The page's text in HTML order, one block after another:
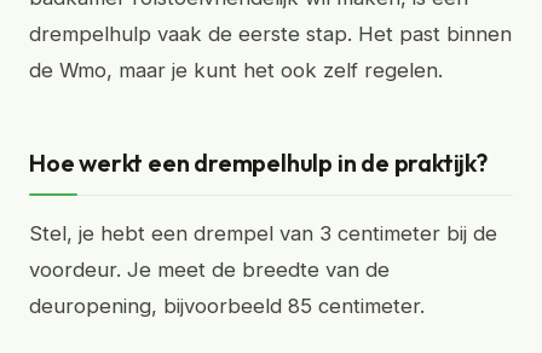
drempelhulp vaak de eerste stap. Het past binnen
de Wmo, maar je kunt het ook zelf regelen.
Hoe werkt een drempelhulp in de praktijk?
Stel, je hebt een drempel van 3 centimeter bij de
voordeur. Je meet de breedte van de
deuropening, bijvoorbeeld 85 centimeter.